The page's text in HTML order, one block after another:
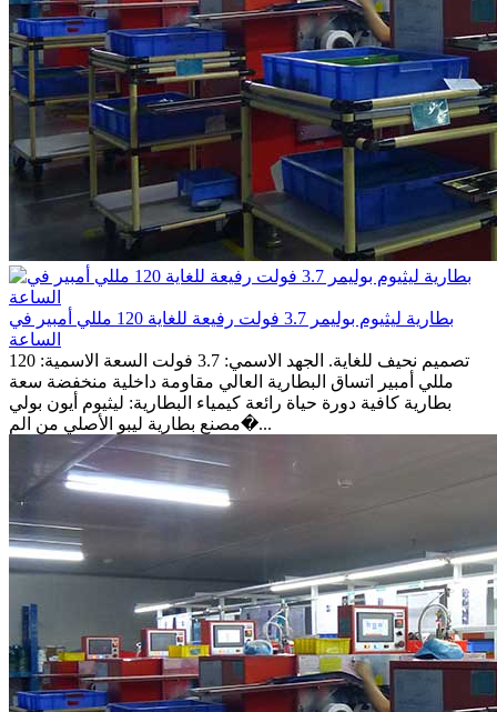
بطارية ليثيوم بوليمر 3.7 فولت رفيعة للغاية 120 مللي أمبير في
الساعة
تصميم نحيف للغاية. الجهد الاسمي: 3.7 فولت السعة الاسمية: 120
مللي أمبير اتساق البطارية العالي مقاومة داخلية منخفضة سعة
بطارية كافية دورة حياة رائعة كيمياء البطارية: ليثيوم أيون بولي
مصنع بطارية ليبو الأصلي من الم�...